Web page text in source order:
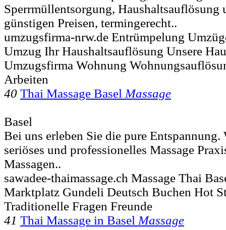
Sperrmüllentsorgung, Haushaltsauflösung
günstigen Preisen, termingerecht..
umzugsfirma-nrw.de Entrümpelung
Umzug Ihr Haushaltsauflösung Unsere
Umzugsfirma Wohnung
Arbeiten
40 Thai Massage Basel Massage
Basel
Bei uns erleben Sie die pure
seriöses und professionelles Massage
Massagen..
sawadee-thaimassage.ch Massage Thai
Marktplatz Gundeli Deutsch Buchen Hot
Traditionelle Fragen Freunde
41 Thai Massage in Basel Massage